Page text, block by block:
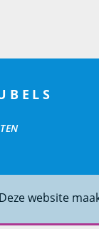
Deze website